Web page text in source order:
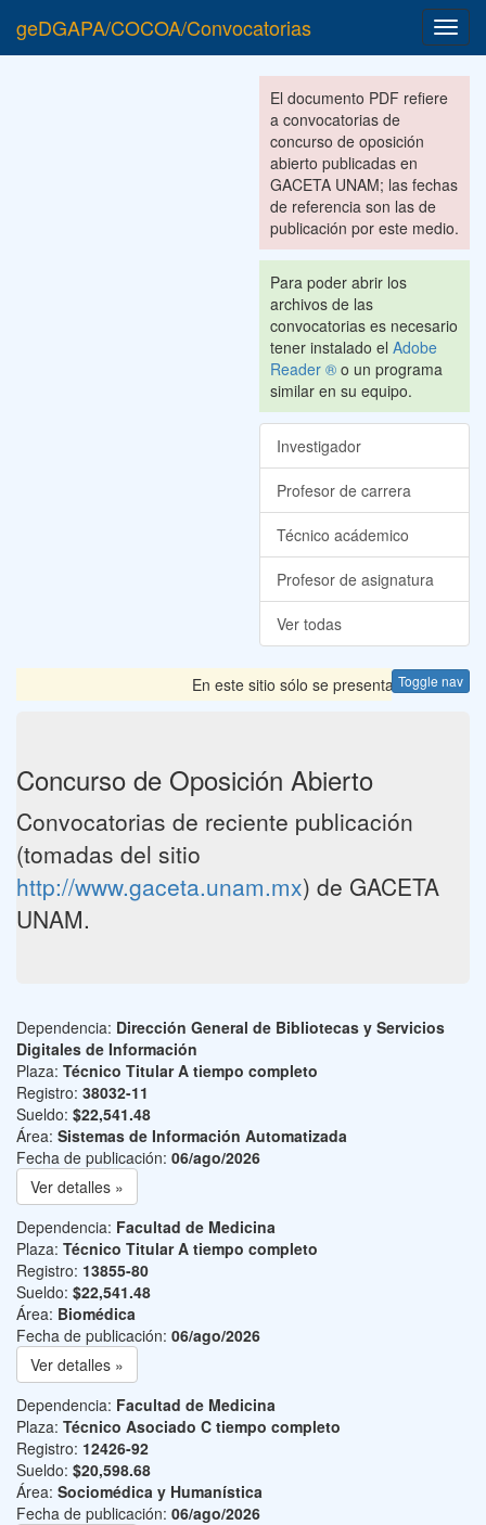
geDGAPA/COCOA/Convocatorias
El documento PDF refiere
a convocatorias de
concurso de oposición
abierto publicadas en
GACETA UNAM; las fechas
de referencia son las de
publicación por este medio.
Para poder abrir los
archivos de las
convocatorias es necesario
tener instalado el Adobe
Reader ® o un programa
similar en su equipo.
Investigador
Profesor de carrera
Técnico acádemico
Profesor de asignatura
Ver todas
Toggle nav
En este sitio sólo se presentan las
Concurso de Oposición Abierto
Convocatorias de reciente publicación
(tomadas del sitio
http://www.gaceta.unam.mx) de GACETA
UNAM.
Dependencia: Dirección General de Bibliotecas y Servicios
Digitales de Información
Plaza: Técnico Titular A tiempo completo
Registro: 38032-11
Sueldo: $22,541.48
Área: Sistemas de Información Automatizada
Fecha de publicación: 06/ago/2026
Ver detalles »
Dependencia: Facultad de Medicina
Plaza: Técnico Titular A tiempo completo
Registro: 13855-80
Sueldo: $22,541.48
Área: Biomédica
Fecha de publicación: 06/ago/2026
Ver detalles »
Dependencia: Facultad de Medicina
Plaza: Técnico Asociado C tiempo completo
Registro: 12426-92
Sueldo: $20,598.68
Área: Sociomédica y Humanística
Fecha de publicación: 06/ago/2026